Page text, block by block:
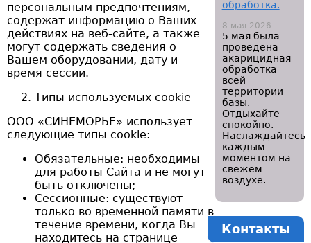
персональным предпочтениям,
содержат информацию о Ваших
действиях на веб-сайте, а также
могут содержать сведения о
Вашем оборудовании, дату и
время сессии.
Типы используемых cookie
ООО «СИНЕМОРЬЕ» использует
следующие типы cookie:
Обязательные: необходимы
для работы Сайта и не могут
быть отключены;
Сессионные: существуют
только во временной памяти в
течение времени, когда Вы
находитесь на странице
обработка.
8 мая 2026
5 мая была
проведена
акарицидная
обработка
всей
территории
базы.
Отдыхайте
спокойно.
Наслаждайтесь
каждым
моментом на
свежем
воздухе.
Контакты